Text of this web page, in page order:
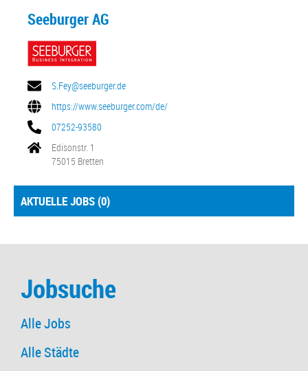
Seeburger AG
S.Fey@seeburger.de
https://www.seeburger.com/de/
07252-93580
Edisonstr. 1
75015 Bretten
AKTUELLE JOBS (0)
Jobsuche
Alle Jobs
Alle Städte